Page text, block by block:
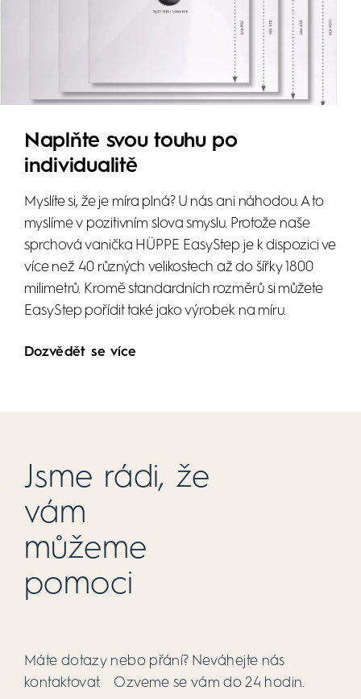
Naplňte svou touhu po
individualitě
Myslíte si, že je míra plná? U nás ani náhodou. A to
myslíme v pozitivním slova smyslu. Protože naše
sprchová vanička HÜPPE EasyStep je k dispozici ve
více než 40 různých velikostech až do šířky 1800
milimetrů. Kromě standardních rozměrů si můžete
EasyStep pořídit také jako výrobek na míru.
Dozvědět se více
Jsme rádi, že
vám
můžeme
pomoci
Máte dotazy nebo přání? Neváhejte nás
kontaktovat. Ozveme se vám do 24 hodin.